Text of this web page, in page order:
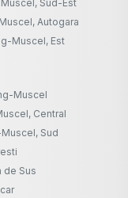
Sud-Est
Autogara
Muscel, Est
Muscel
Central
Sud
de Sus